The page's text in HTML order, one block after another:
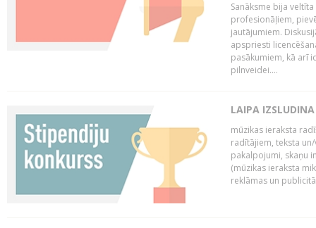
Sanāksme bija
profesionāļiem,
jautājumiem.
apspriesti
pasākumiem, kā arī
pilnveidei....
LAIPA
mūzikas ieraksta
radītājiem, teksta
pakalpojumi, skaņu
(mūzikas ieraksta
reklāmas un